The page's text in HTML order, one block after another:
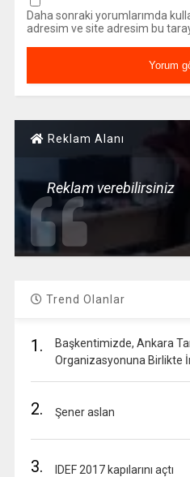
Daha sonraki yorumlarımda
adresim ve site adresim bu
Reklam Alanı
Reklam verebilirsiniz
Trend Olanlar
1.
Başkentimizde, Ankara
Organizasyonuna Birlikte
2. Şener aslan
3. IDEF 2017 kapılarını açtı